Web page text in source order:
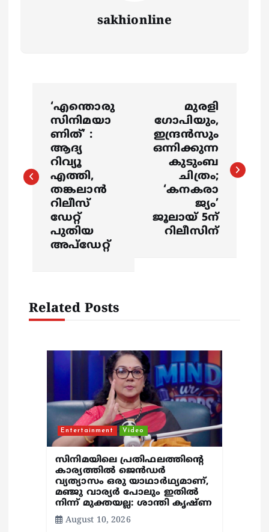
sakhionline
t
‘എന്തൊരു
സിനിമയാ
ണിത്’ :
ആദ്യ
റിവ്യൂ
എത്തി,
തങ്കലാന്‍
റിലീസ്
ഡേറ്റ്
പുതിയ
അപ്ഡേറ്റ്
മുരളി
ഗോപിയും,
ഇന്ദ്രൻസും
ഒന്നിക്കുന്ന
കുടുംബ
ചിത്രം;
‘കനകരാ
ജ്യം’
ജൂലായ് 5ന്
റിലീസിന്
Related Posts
Entertainment Video
സിനിമയിലെ പ്രതിഫലത്തിന്റെ
കാര്യത്തില്‍ ജെന്‍ഡര്‍
വ്യത്യാസം ഒരു യാഥാര്‍ഥ്യമാണ്,
മഞ്ജു വാര്യര്‍ പോലും ഇതില്‍
നിന്ന് മുക്തയല്ല: ശാന്തി കൃഷ്ണ
August 10, 2026